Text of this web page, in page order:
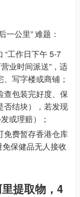
公里” 难题：
“工作日下午 5-7
业时间派送”，适
写字楼或商铺；
查包装完好度、保
否结块），若发现
或理赔）；
免费暂存香港仓库
保健品无人接收
提取物，4